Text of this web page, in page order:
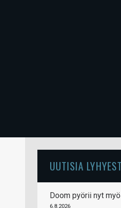
UUTISIA
Doom pyörii nyt
6.8.2026